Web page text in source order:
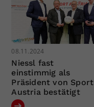
08.11.2024
Niessl fast
einstimmig als
Präsident von Sport
Austria bestätigt